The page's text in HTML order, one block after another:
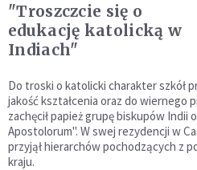
"Troszczcie się o
edukację katolicką w
Indiach"
Do troski o katolicki charakter szkół
jakość kształcenia oraz do wiernego
zachęcił papież grupę biskupów Indii
Apostolorum". W swej rezydencji w
przyjął hierarchów pochodzących z
kraju.